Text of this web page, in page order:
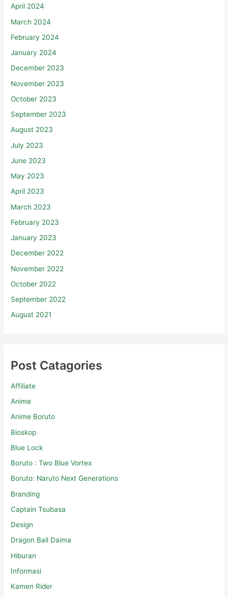
April 2024
March 2024
February 2024
January 2024
December 2023
November 2023
October 2023
September 2023
August 2023
July 2023
June 2023
May 2023
April 2023
March 2023
February 2023
January 2023
December 2022
November 2022
October 2022
September 2022
August 2021
Post Catagories
Affiliate
Anime
Anime Boruto
Bioskop
Blue Lock
Boruto : Two Blue Vortex
Boruto: Naruto Next Generations
Branding
Captain Tsubasa
Design
Dragon Ball Daima
Hiburan
Informasi
Kamen Rider